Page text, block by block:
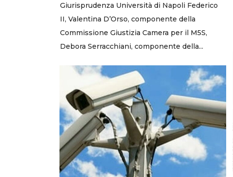
Giurisprudenza Università di Napoli Federico
II, Valentina D’Orso, componente della
Commissione Giustizia Camera per il M5S,
Debora Serracchiani, componente della...